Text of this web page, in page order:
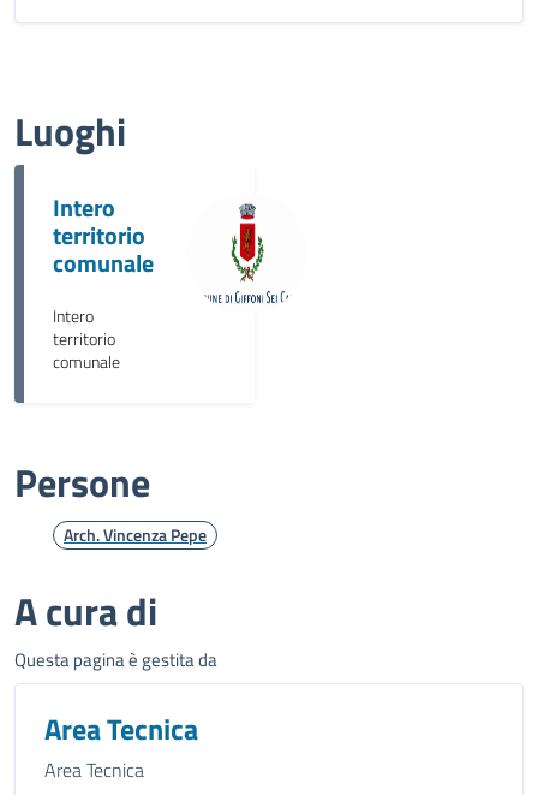
Luoghi
Intero
territorio
comunale
Intero
territorio
comunale
Persone
Arch. Vincenza Pepe
A cura di
Questa pagina è gestita da
Area Tecnica
Area Tecnica